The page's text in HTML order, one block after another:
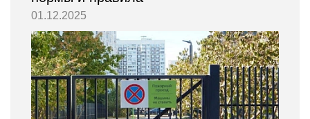
01.12.2025